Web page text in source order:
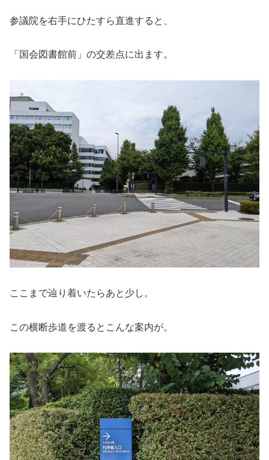
参議院を右手にひたすら直進すると、
「国会図書館前」の交差点に出ます。
ここまで辿り着いたらあと少し。
この横断歩道を渡るとこんな案内が。